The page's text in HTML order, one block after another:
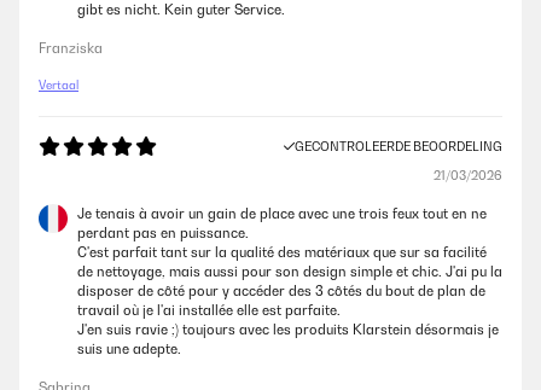
gibt es nicht. Kein guter Service.
Franziska
Vertaal
GECONTROLEERDE BEOORDELING
21/03/2026
Je tenais à avoir un gain de place avec une trois feux tout en ne
perdant pas en puissance.
C'est parfait tant sur la qualité des matériaux que sur sa facilité
de nettoyage, mais aussi pour son design simple et chic. J'ai pu la
disposer de côté pour y accéder des 3 côtés du bout de plan de
travail où je l'ai installée elle est parfaite.
J'en suis ravie ;) toujours avec les produits Klarstein désormais je
suis une adepte.